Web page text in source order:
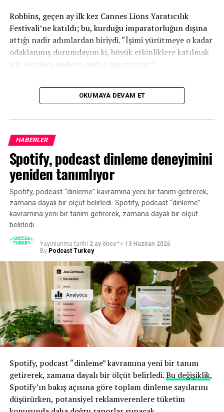
Robbins, geçen ay ilk kez Cannes Lions Yaratıcılık
Festivali’ne katıldı; bu, kurduğu imparatorluğun dışına
attığı nadir adımlardan biriydi. “İşimi yürütmeye o kadar
odaklanmış durumdayım ki, büyük etkinliklere katılmak
için kendimi nadiren ondan ayırıyorum.”
Ancak reklam satış ortağı SiriusXM ile birlikte katılmaya
davet edilmesiyle, 2026 festivali programına uyan ilk
Digiday, Robbins ile yapay zekanın medya ekosistemi
üzerindeki etkisini, podcast yayıncılığının
pazarlamacılar tarafından neden yanlış
sınıflandırıldığını ve yeni trendlerin peşinden koşmadan
nasıl zirvede kalmayı planladığını konuşmak üzere bir
araya geldi.
İşte söyledikleri.
Robbins gibi bir isim için Cannes’ın önemi
Cannes’a katılmadan önce Robbins, bunun sadece büyük
bir etkinlikten ibaret olduğunu düşünüyordu. Ve işini
büyütmeye bu kadar odaklanmış biri için, Fransız
Rivierası’nda gösterişli bir hafta gibi görünen bir şey için
zaman ayırmanın değerini görmek, hatta bunu haklı
çıkarmak zor olabilir.
“Şimdi anlıyorum ki, bu etkinlikte birçok pazarlama
müdürü, marka müdürü ve medya müdürü bir araya
geliyor, anlaşmalar burada yapılıyor. 2027 bütçeleri
burada kesinleşiyor ve kampanyalar burada planlanıyor.
Dolayısıyla burası gerçekten bağlantı kurabileceğiniz ve
insanlarla tanışabileceğiniz bir yer.”
OKUMAYA DEVAM ET
HABERLER
Spotify, podcast dinleme deneyimini
yeniden tanımlıyor
Spotify, podcast “dinleme” kavramına yeni bir tanım getirerek,
zamana dayalı bir ölçüt belirledi. Spotify, podcast “dinleme”
kavramına yeni bir tanım getirerek, zamana dayalı bir ölçüt
belirledi.
Yayınlanma tarihi 2 ay önce=> 13 Haziran 2026
By Podcast Turkey
Spotify, podcast “dinleme” kavramına yeni bir tanım
getirerek, zamana dayalı bir ölçüt belirledi.Bu değişiklik,
Spotify’ın bakış açısına göre toplam dinleme sayılarını
düşürürken, potansiyel reklamverenlere tüketim